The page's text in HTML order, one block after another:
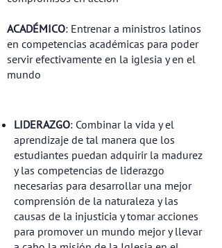
ACADÉMICO: Entrenar a ministros latinos
en competencias académicas para poder
servir efectivamente en la iglesia y en el
mundo
LIDERAZGO: Combinar la vida y el
aprendizaje de tal manera que los
estudiantes puedan adquirir la madurez
y las competencias de liderazgo
necesarias para desarrollar una mejor
comprensión de la naturaleza y las
causas de la injusticia y tomar acciones
para promover un mundo mejor y llevar